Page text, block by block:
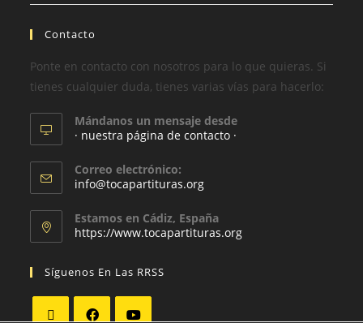
Contacto
Ponte en contacto con nosotros para lo que quieras. Si
tienes cualquier duda, tienes varias vías para hacerlo:
Mándanos un mensaje desde
· nuestra página de contacto ·
Correo electrónico:
info@tocapartituras.org
Estamos en Cádiz, España
https://www.tocapartituras.org
Síguenos En Las RRSS